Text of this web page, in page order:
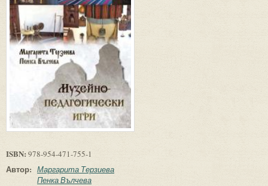
ISBN: 978-954-471-755-1
Автор: Маргарита Терзиева
Пенка Вълчева